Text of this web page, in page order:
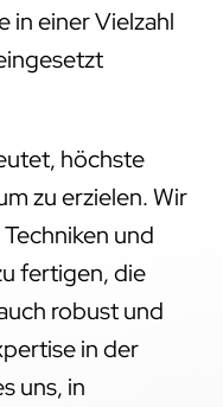
in einer Vielzahl
höchste
zu erzielen. Wir
und
fertigen, die
robust und
in der
uns, in